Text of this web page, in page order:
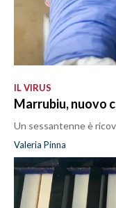
IL VIRUS
Marrubiu, nuovo
Un sessantenne è
Valeria Pinna